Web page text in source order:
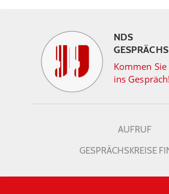
NDS
Kommen
ins Gespräch!
AUFRUF
GESPRÄCHSKREISE